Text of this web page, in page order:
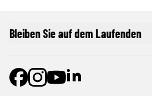
Bleiben Sie auf dem Laufenden